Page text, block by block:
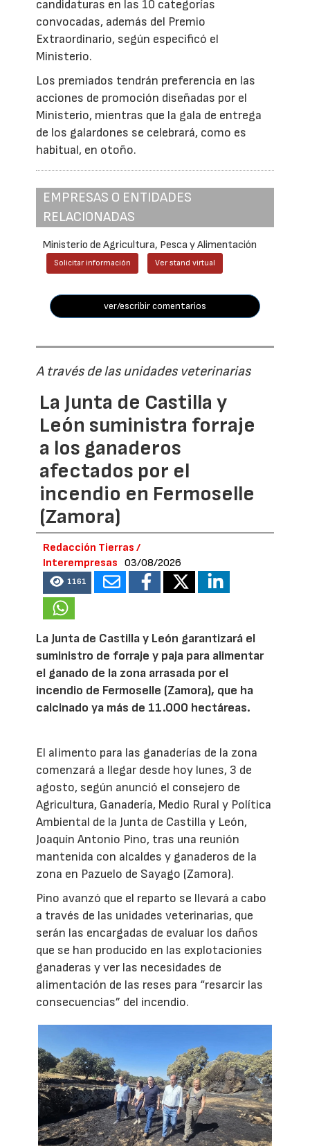
candidaturas en las 10 categorías
convocadas, además del Premio
Extraordinario, según especificó el
Ministerio.
Los premiados tendrán preferencia en las
acciones de promoción diseñadas por el
Ministerio, mientras que la gala de entrega
de los galardones se celebrará, como es
habitual, en otoño.
EMPRESAS O ENTIDADES
RELACIONADAS
Ministerio de Agricultura, Pesca y Alimentación
Solicitar información Ver stand virtual
ver/escribir comentarios
A través de las unidades veterinarias
La Junta de Castilla y
León suministra forraje
a los ganaderos
afectados por el
incendio en Fermoselle
(Zamora)
Redacción Tierras /
Interempresas
03/08/2026
1161
La Junta de Castilla y León garantizará el
suministro de forraje y paja para alimentar
el ganado de la zona arrasada por el
incendio de Fermoselle (Zamora), que ha
calcinado ya más de 11.000 hectáreas.
El alimento para las ganaderías de la zona
comenzará a llegar desde hoy lunes, 3 de
agosto, según anunció el consejero de
Agricultura, Ganadería, Medio Rural y Política
Ambiental de la Junta de Castilla y León,
Joaquín Antonio Pino, tras una reunión
mantenida con alcaldes y ganaderos de la
zona en Pazuelo de Sayago (Zamora).
Pino avanzó que el reparto se llevará a cabo
a través de las unidades veterinarias, que
serán las encargadas de evaluar los daños
que se han producido en las explotacionies
ganaderas y ver las necesidades de
alimentación de las reses para “resarcir las
consecuencias” del incendio.